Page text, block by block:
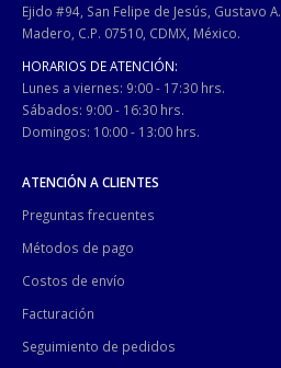
Ejido #94, San Felipe de Jesús, Gustavo A.
Madero, C.P. 07510, CDMX, México.
HORARIOS DE ATENCIÓN:
Lunes a viernes: 9:00 - 17:30 hrs.
Sábados: 9:00 - 16:30 hrs.
Domingos: 10:00 - 13:00 hrs.
ATENCIÓN A CLIENTES
Preguntas frecuentes
Métodos de pago
Costos de envío
Facturación
Seguimiento de pedidos